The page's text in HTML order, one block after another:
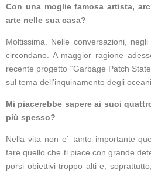
Con una moglie famosa artista,
arte nelle sua casa?
Moltissima. Nelle conversazioni,
circondano. A maggior ragione
recente progetto “Garbage Patch
sul tema dell’inquinamento degli oceani.
Mi piacerebbe sapere ai suoi
più spesso?
Nella vita non e` tanto importante
fare quello che ti piace con grande
porsi obiettivi troppo alti e,